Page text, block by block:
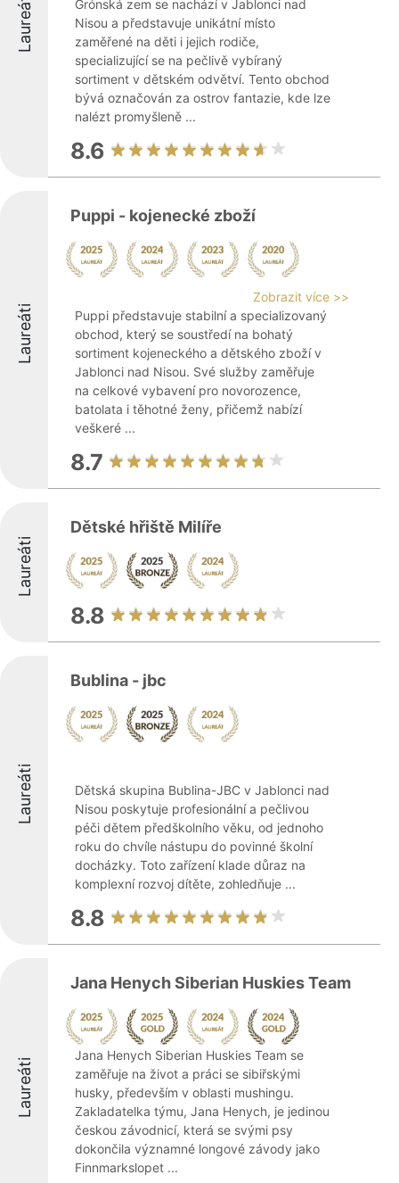
Laureáti
Grónská zem se nachází v Jablonci nad
Nisou a představuje unikátní místo
zaměřené na děti i jejich rodiče,
specializující se na pečlivě vybíraný
sortiment v dětském odvětví. Tento obchod
bývá označován za ostrov fantazie, kde lze
nalézt promyšleně ...
8.6
Laureáti
Puppi - kojenecké zboží
Zobrazit více >>
Puppi představuje stabilní a specializovaný
obchod, který se soustředí na bohatý
sortiment kojeneckého a dětského zboží v
Jablonci nad Nisou. Své služby zaměřuje
na celkové vybavení pro novorozence,
batolata i těhotné ženy, přičemž nabízí
veškeré ...
8.7
Laureáti
Dětské hřiště Milíře
8.8
Laureáti
Bublina - jbc
Dětská skupina Bublina-JBC v Jablonci nad
Nisou poskytuje profesionální a pečlivou
péči dětem předškolního věku, od jednoho
roku do chvíle nástupu do povinné školní
docházky. Toto zařízení klade důraz na
komplexní rozvoj dítěte, zohledňuje ...
8.8
Laureáti
Jana Henych Siberian Huskies Team
Jana Henych Siberian Huskies Team se
zaměřuje na život a práci se sibiřskými
husky, především v oblasti mushingu.
Zakladatelka týmu, Jana Henych, je jedinou
českou závodnicí, která se svými psy
dokončila významné longové závody jako
Finnmarkslopet ...